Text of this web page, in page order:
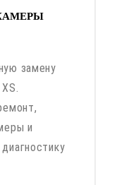
замену
и